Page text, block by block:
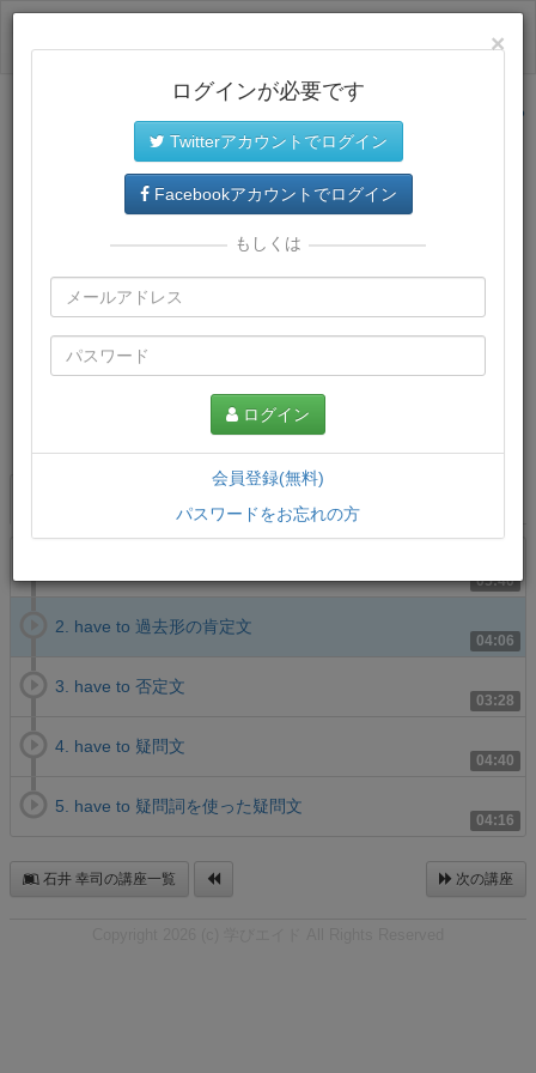
サイトトップに戻る
05:40
04:06
2. have to 過去形の肯定文
03:28
3. have to 否定文
04:40
4. have to 疑問文
04:16
5. have to 疑問詞を使った疑問文
石井 幸司の講座一覧 次の講座
×
ログインが必要です
Twitterアカウントでログイン
Facebookアカウントでログイン
もしくは
ログイン
会員登録(無料)
パスワードをお忘れの方